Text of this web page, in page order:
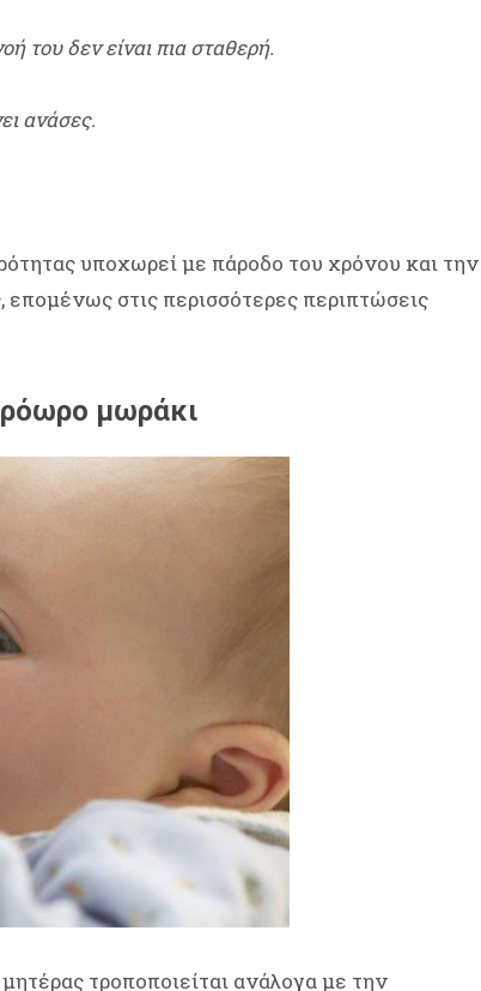
του δεν είναι πια σταθερή.
ανάσες.
υποχωρεί με πάροδο του χρόνου και την
στις περισσότερες περιπτώσεις
μωράκι
τροποποιείται ανάλογα με την